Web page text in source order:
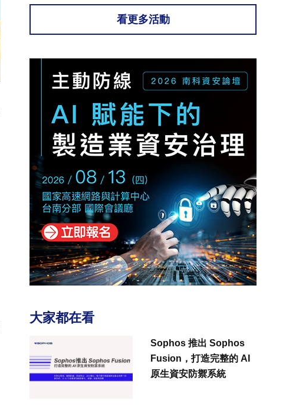
看更多活動
大家都在看
Sophos 推出 Sophos
Fusion，打造完整的 AI
原生資安防禦系統